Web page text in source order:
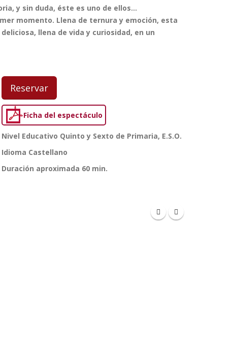
y sin duda, éste es uno de ellos...
momento. Llena de ternura y emoción, esta
llena de vida y curiosidad, en un
Reservar
Ficha del espectáculo
Nivel Educativo Quinto y Sexto de Primaria, E.S.O.
Idioma Castellano
Duración aproximada 60 min.